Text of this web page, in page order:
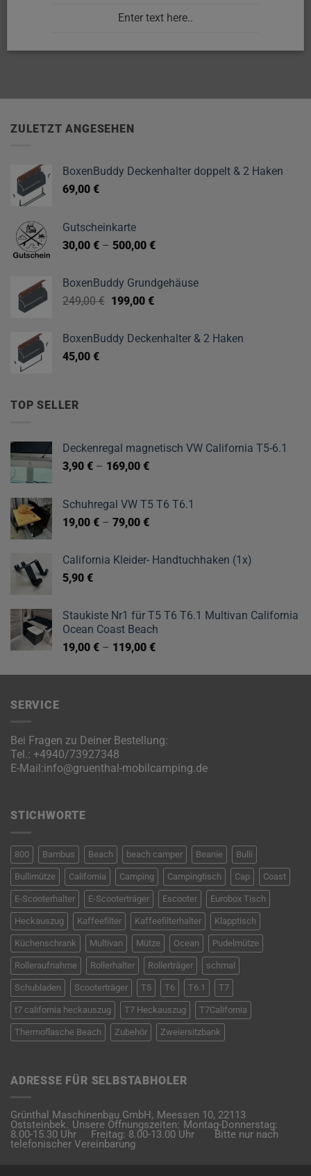
Enter text here..
ZULETZT ANGESEHEN
BoxenBuddy Deckenhalter doppelt & 2 Haken
69,00 €
Gutscheinkarte
30,00 € – 500,00 €
BoxenBuddy Grundgehäuse
249,00€ Ursprünglicher
249,00 €
199,00 €Aktueller
199,00 €.
BoxenBuddy Deckenhalter & 2 Haken
45,00 €
TOP SELLER
Deckenregal magnetisch VW California T5-6.1
3,90 € – 169,00 €
Schuhregal VW T5 T6 T6.1
19,00 € – 79,00 €
California Kleider- Handtuchhaken (1x)
5,90 €
Staukiste Nr1 für T5 T6 T6.1 Multivan California
Ocean Coast Beach
19,00 € – 119,00 €
SERVICE
Bei Fragen zu Deiner Bestellung:
Tel.: +4940/73927348
E-Mail:info@gruenthal-mobilcamping.de
STICHWORTE
800 Bambus Beach beach camper Beanie Bulli
Bullimütze California Camping Campingtisch Cap Coast
E-Scooterhalter E-Scooterträger Escooter Eurobox Tisch
Heckauszug Kaffeefilter Kaffeefilterhalter Klapptisch
Küchenschrank Multivan Mütze Ocean Pudelmütze
Rolleraufnahme Rollerhalter Rollerträger schmal
Schubladen Scooterträger T5 T6 T6.1 T7
t7 california heckauszug T7 Heckauszug T7California
Thermoflasche Beach Zubehör Zweiersitzbank
ADRESSE FÜR SELBSTABHOLER
Grünthal Maschinenbau GmbH, Meessen 10, 22113
Oststeinbek. Unsere Öffnungszeiten: Montag-Donnerstag:
8.00-15.30 Uhr Freitag: 8.00-13.00 Uhr Bitte nur nach
telefonischer Vereinbarung